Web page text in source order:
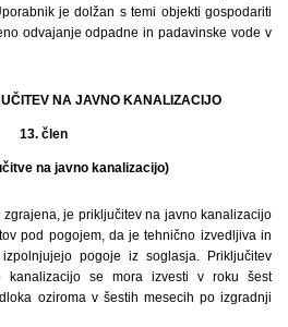
je dolžan s temi objekti gospodariti
odvajanje odpadne in padavinske vode v
NA JAVNO KANALIZACIJO
13. člen
na javno kanalizacijo)
je priključitev na javno kanalizacijo
pod pogojem, da je tehnično izvedljiva in
pogoje iz soglasja. Priključitev
kanalizacijo se mora izvesti v roku šest
oziroma v šestih mesecih po izgradnji